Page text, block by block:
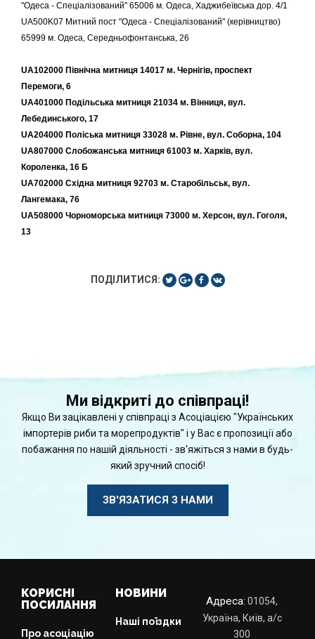
"Одеса - Спеціалізований" 65006 м. Одеса, Хаджибеївська дор. 4/1
UA500K07 Митний пост "Одеса - Спеціалізований" (керівництво)
65999 м. Одеса, Середньофонтанська, 26
UA102000 Північна митниця 14017 м. Чернігів, проспект
Перемоги, 6
UA401000 Подільська митниця 21034 м. Вінниця, вул.
Лебединського, 17
UA204000 Поліська митниця 33028 м. Рівне, вул. Соборна, 104
UA807000 Слобожанська митниця 61003 м. Харків, вул.
Короленка, 16 Б
UA702000 Східна митниця 92703 м. Старобільськ, вул.
Лангемака, 76
UA508000 Чорноморська митниця 73000 м. Херсон, вул. Гоголя,
13
ПОДІЛИТИСЯ:
Ми відкриті до співпраці!
Якщо Ви зацікавлені у співпраці з Асоціацією "Українських
імпортерів риби та морепродуктів" і у Вас є пропозиції або
побажання по нашій діяльності - зв'яжіться з нами в будь-
який зручний спосіб!
ЗВ'ЯЗАТИСЯ З НАМИ
КОРИСНІ
ПОСИЛАННЯ
Про асоціацію
НОВИНИ
Наші поїздки
Адреса: 01054,
Україна, Київ, а/с
300